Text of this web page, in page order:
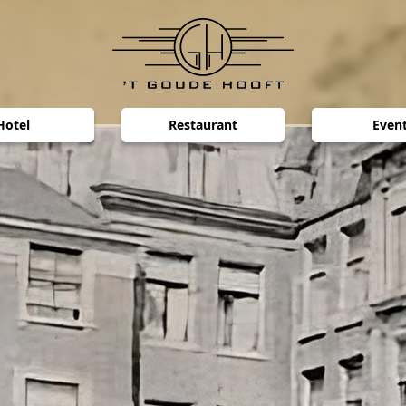
Restaurant